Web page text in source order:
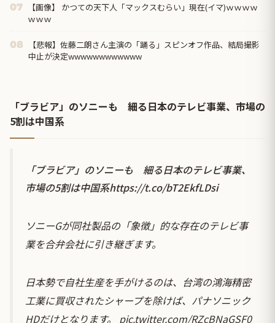
07
【画像】 かつての天下人「マックスむらい」現在(イマ)ｗｗｗｗ
ｗｗｗ
08
【悲報】佐藤二朗さん主演の「踊る」スピンオフ作品、結局撮影
中止が決定wwwwwwwwwwww
「ブラビア」のソニーも 細る日本のテレビ事業、市場の
5割は中国系
「ブラビア」のソニーも 細る日本のテレビ事業、
市場の5割は中国系https://t.co/bT2EkfLDsi
ソニーGが同社製品の「象徴」的な存在のテレビ事
業を合弁会社に引き継ぎます。
日本勢で自社生産を手がけるのは、台湾の鴻海精密
工業に買収されたシャープを除けば、パナソニック
HDだけとなります。 pic.twitter.com/RZcBNaGSF0